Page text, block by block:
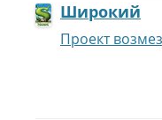
н
Л
Широкий
Проект